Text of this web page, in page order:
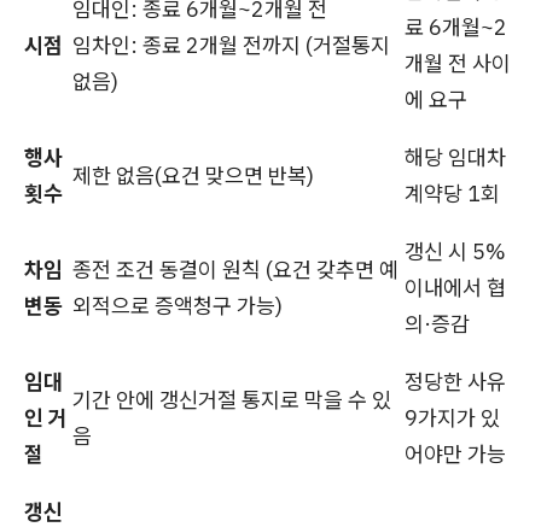
시점
임대인: 종료 6개월~2개월 전
임차인: 종료 2개월 전까지 (거절통지
없음)
료 6개월~2
개월 전 사이
에 요구
행사
횟수
제한 없음(요건 맞으면 반복)
해당 임대차
계약당 1회
차임
변동
종전 조건 동결이 원칙 (요건 갖추면 예
외적으로 증액청구 가능)
갱신 시 5%
이내에서 협
의·증감
임대
인 거
절
기간 안에 갱신거절 통지로 막을 수 있
음
정당한 사유
9가지가 있
어야만 가능
갱신